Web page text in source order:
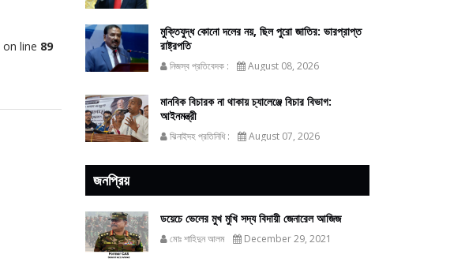
on line 89
মুক্তিযুদ্ধ কোনো দলের নয়, ছিল পুরো জাতির: ভারপ্রাপ্ত
রাষ্ট্রপতি
নিজস্ব প্রতিবেদক : August 08, 2026
মানবিক বিচারক না থাকায় চ্যালেঞ্জে বিচার বিভাগ:
আইনমন্ত্রী
ঝিনাইদহ প্রতিনিধি : August 07, 2026
জনপ্রিয়
ডয়েচে ভেলের মুখ মুখি সদ্য বিদায়ী জেনারেল আজিজ
মোঃ শাহিদুন আলম December 29, 2021